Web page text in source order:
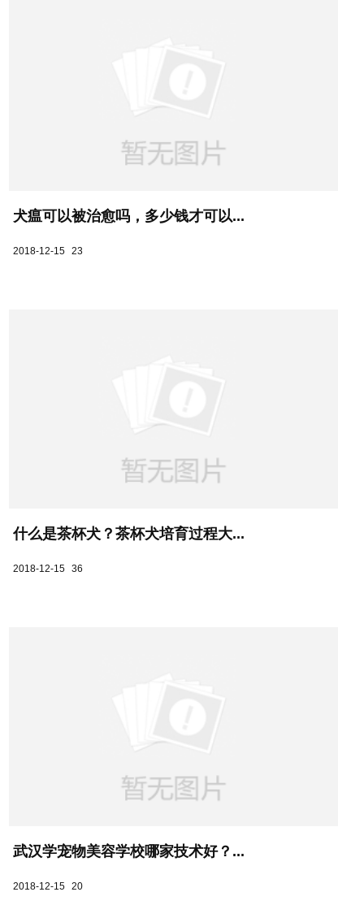
犬瘟可以被治愈吗，多少钱才可以...
2018-12-15 23
什么是茶杯犬？茶杯犬培育过程大...
2018-12-15 36
武汉学宠物美容学校哪家技术好？...
2018-12-15 20